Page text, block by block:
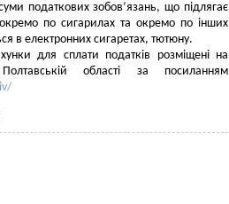
податкових зобов’язань, що підлягає
по сигарилах та окремо по інших
в електронних сигаретах, тютюну.
для сплати податків розміщені на
області за посиланням